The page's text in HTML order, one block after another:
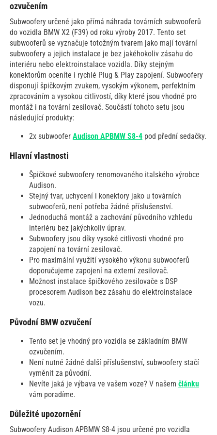
ozvučením
Subwoofery určené jako přímá náhrada továrních subwooferů
do vozidla BMW X2 (F39) od roku výroby 2017. Tento set
subwooferů se vyznačuje totožným tvarem jako mají tovární
subwoofery a jejich instalace je bez jakéhokoliv zásahu do
interiéru nebo elektroinstalace vozidla. Díky stejným
konektorům oceníte i rychlé Plug & Play zapojení. Subwoofery
disponují špičkovým zvukem, vysokým výkonem, perfektním
zpracováním a vysokou citlivostí, díky které jsou vhodné pro
montáž i na tovární zesilovač. Součástí tohoto setu jsou
následující produkty:
2x subwoofer Audison APBMW S8-4 pod přední sedačky.
Hlavní vlastnosti
Špičkové subwoofery renomovaného italského výrobce
Audison.
Stejný tvar, uchycení i konektory jako u továrních
subwooferů, není potřeba žádné příslušenství.
Jednoduchá montáž a zachování původního vzhledu
interiéru bez jakýchkoliv úprav.
Subwoofery jsou díky vysoké citlivosti vhodné pro
zapojení na tovární zesilovač.
Pro maximální využití vysokého výkonu subwooferů
doporučujeme zapojení na externí zesilovač.
Možnost instalace špičkového zesilovače s DSP
procesorem Audison bez zásahu do elektroinstalace
vozu.
Původní BMW ozvučení
Tento set je vhodný pro vozidla se základním BMW
ozvučením.
Není nutné žádné další příslušenství, subwoofery stačí
vyměnit za původní.
Nevíte jaká je výbava ve vašem voze? V našem článku
vám poradíme.
Důležité upozornění
Subwoofery Audison APBMW S8-4 jsou určené pro vozidla